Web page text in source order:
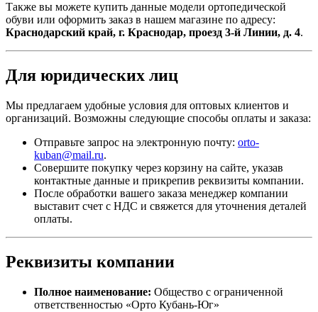
Также вы можете купить данные модели ортопедической
обуви или оформить заказ в нашем магазине по адресу:
Краснодарский край, г. Краснодар, проезд 3-й Линии, д. 4.
Для юридических лиц
Мы предлагаем удобные условия для оптовых клиентов и
организаций. Возможны следующие способы оплаты и заказа:
Отправьте запрос на электронную почту: orto-
kuban@mail.ru.
Совершите покупку через корзину на сайте, указав
контактные данные и прикрепив реквизиты компании.
После обработки вашего заказа менеджер компании
выставит счет с НДС и свяжется для уточнения деталей
оплаты.
Реквизиты компании
Полное наименование: Общество с ограниченной
ответственностью «Орто Кубань-Юг»